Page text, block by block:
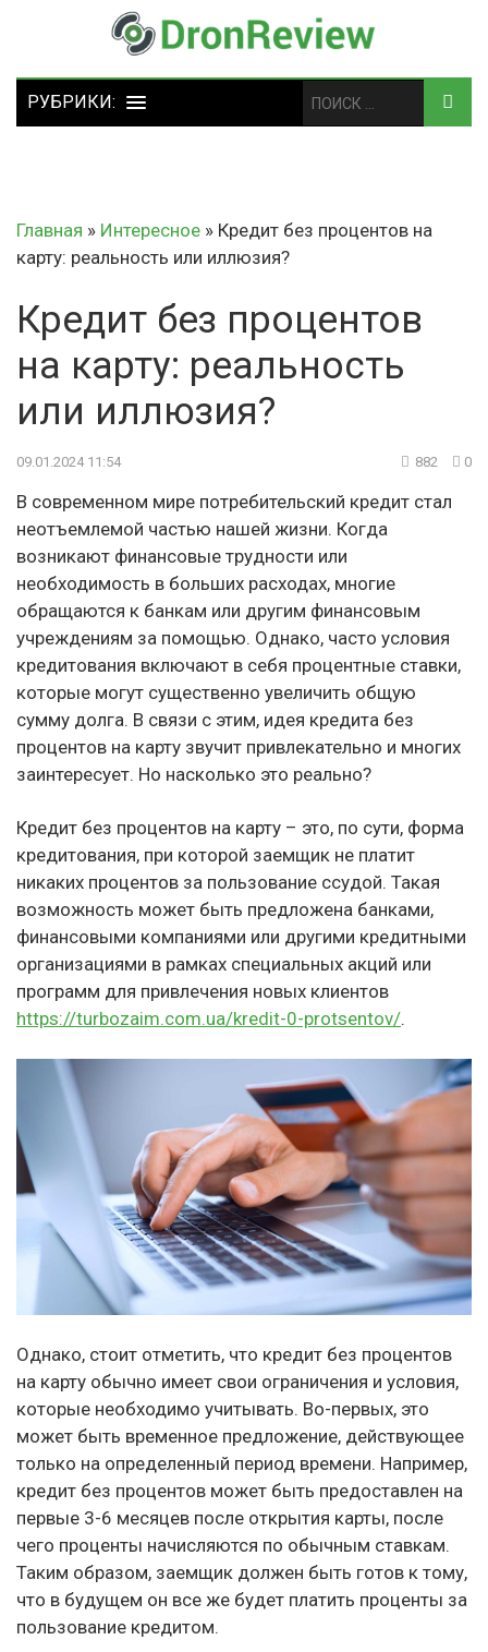
Главная » Интересное » Кредит без процентов на
карту: реальность или иллюзия?
Кредит без процентов
на карту: реальность
или иллюзия?
09.01.2024 11:54 882 0
В современном мире потребительский кредит стал
неотъемлемой частью нашей жизни. Когда
возникают финансовые трудности или
необходимость в больших расходах, многие
обращаются к банкам или другим финансовым
учреждениям за помощью. Однако, часто условия
кредитования включают в себя процентные ставки,
которые могут существенно увеличить общую
сумму долга. В связи с этим, идея кредита без
процентов на карту звучит привлекательно и многих
заинтересует. Но насколько это реально?
Кредит без процентов на карту – это, по сути, форма
кредитования, при которой заемщик не платит
никаких процентов за пользование ссудой. Такая
возможность может быть предложена банками,
финансовыми компаниями или другими кредитными
организациями в рамках специальных акций или
программ для привлечения новых клиентов
https://turbozaim.com.ua/kredit-0-protsentov/.
Однако, стоит отметить, что кредит без процентов
на карту обычно имеет свои ограничения и условия,
которые необходимо учитывать. Во-первых, это
может быть временное предложение, действующее
только на определенный период времени. Например,
кредит без процентов может быть предоставлен на
первые 3-6 месяцев после открытия карты, после
чего проценты начисляются по обычным ставкам.
Таким образом, заемщик должен быть готов к тому,
что в будущем он все же будет платить проценты за
пользование кредитом.